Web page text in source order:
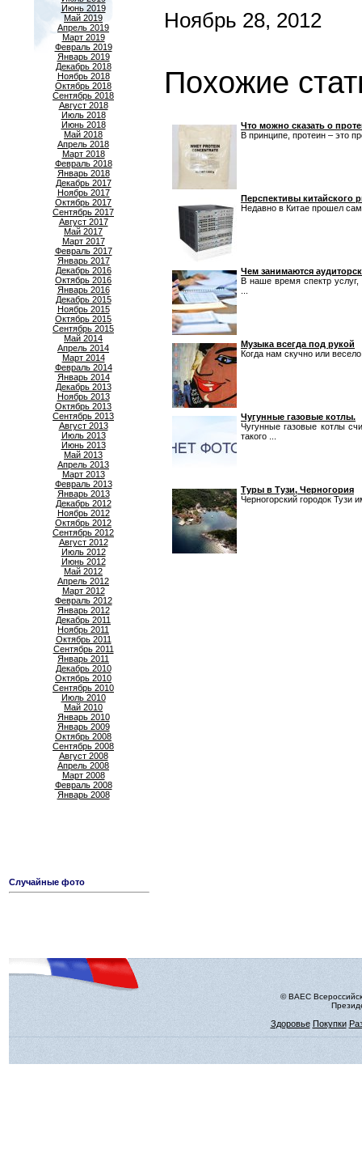
Июнь 2019
Май 2019
Апрель 2019
Март 2019
Февраль 2019
Январь 2019
Декабрь 2018
Ноябрь 2018
Октябрь 2018
Сентябрь 2018
Август 2018
Июль 2018
Июнь 2018
Май 2018
Апрель 2018
Март 2018
Февраль 2018
Январь 2018
Декабрь 2017
Ноябрь 2017
Октябрь 2017
Сентябрь 2017
Август 2017
Май 2017
Март 2017
Февраль 2017
Январь 2017
Декабрь 2016
Октябрь 2016
Январь 2016
Декабрь 2015
Ноябрь 2015
Октябрь 2015
Сентябрь 2015
Май 2014
Апрель 2014
Март 2014
Февраль 2014
Январь 2014
Декабрь 2013
Ноябрь 2013
Октябрь 2013
Сентябрь 2013
Август 2013
Июль 2013
Июнь 2013
Май 2013
Апрель 2013
Март 2013
Февраль 2013
Январь 2013
Декабрь 2012
Ноябрь 2012
Октябрь 2012
Сентябрь 2012
Август 2012
Июль 2012
Июнь 2012
Май 2012
Апрель 2012
Март 2012
Февраль 2012
Январь 2012
Декабрь 2011
Ноябрь 2011
Октябрь 2011
Сентябрь 2011
Январь 2011
Декабрь 2010
Октябрь 2010
Сентябрь 2010
Июль 2010
Май 2010
Январь 2010
Январь 2009
Октябрь 2008
Сентябрь 2008
Август 2008
Апрель 2008
Март 2008
Февраль 2008
Январь 2008
Ноябрь 28, 2012
Похожие
Что можно сказать о
В принципе, протеин – это
Перспективы китайского
Недавно в Китае прошел
Чем занимаются
В наше время спектр услуг,
Музыка всегда под рукой
Когда нам скучно или
Чугунные газовые котлы.
Чугунные газовые котлы
такого ...
Туры в Тузи, Черногория
Черногорский городок Тузи
Случайные фото
© ВАЕС
Здоровье Покупки